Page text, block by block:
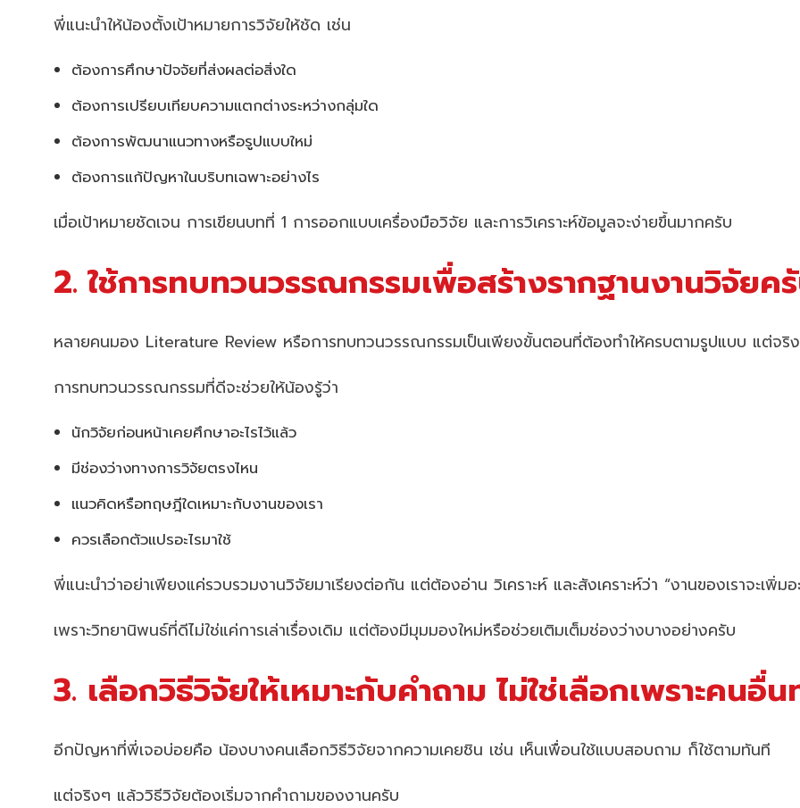
พี่แนะนำให้น้องตั้งเป้าหมายการวิจัยให้ชัด เช่น
ต้องการศึกษาปัจจัยที่ส่งผลต่อสิ่งใด
ต้องการเปรียบเทียบความแตกต่างระหว่างกลุ่มใด
ต้องการพัฒนาแนวทางหรือรูปแบบใหม่
ต้องการแก้ปัญหาในบริบทเฉพาะอย่างไร
เมื่อเป้าหมายชัดเจน การเขียนบทที่ 1 การออกแบบเครื่องมือวิจัย และการวิเคราะห์ข้อมูลจะง่ายขึ้นมากครับ
2. ใช้การทบทวนวรรณกรรมเพื่อสร้างรากฐานงานวิจัยค
หลายคนมอง Literature Review หรือการทบทวนวรรณกรรมเป็นเพียงขั้นตอนที่ต้องทำให้ครบตามรูปแบบ แต่จ
การทบทวนวรรณกรรมที่ดีจะช่วยให้น้องรู้ว่า
นักวิจัยก่อนหน้าเคยศึกษาอะไรไว้แล้ว
มีช่องว่างทางการวิจัยตรงไหน
แนวคิดหรือทฤษฎีใดเหมาะกับงานของเรา
ควรเลือกตัวแปรอะไรมาใช้
พี่แนะนำว่าอย่าเพียงแค่รวบรวมงานวิจัยมาเรียงต่อกัน แต่ต้องอ่าน วิเคราะห์ และสังเคราะห์ว่า “งานของเราจะเพิ่ม
เพราะวิทยานิพนธ์ที่ดีไม่ใช่แค่การเล่าเรื่องเดิม แต่ต้องมีมุมมองใหม่หรือช่วยเติมเต็มช่องว่างบางอย่างครับ
3. เลือกวิธีวิจัยให้เหมาะกับคำถาม ไม่ใช่เลือกเพราะคนอื่
อีกปัญหาที่พี่เจอบ่อยคือ น้องบางคนเลือกวิธีวิจัยจากความเคยชิน เช่น เห็นเพื่อนใช้แบบสอบถาม ก็ใช้ตามทันที
แต่จริงๆ แล้ววิธีวิจัยต้องเริ่มจากคำถามของงานครับ